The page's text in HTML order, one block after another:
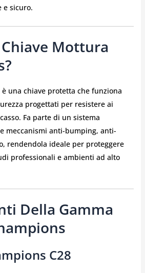
e sicuro.
Chiave Mottura
è una chiave protetta che funziona
progettati per resistere ai
Fa parte di un sistema
meccanismi anti-bumping, anti-
rendendola ideale per proteggere
professionali e ambienti ad alto
Della Gamma
C28